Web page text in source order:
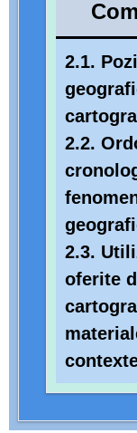
2.1.
2.2.
2.3.
oferite